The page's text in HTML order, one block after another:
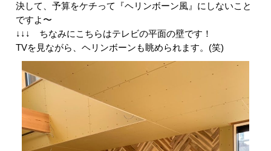
決して、予算をケチって『ヘリンボーン風』にしないこと
ですよ〜
↓↓↓ ちなみにこちらはテレビの平面の壁です！
TVを見ながら、ヘリンボーンも眺められます。(笑)